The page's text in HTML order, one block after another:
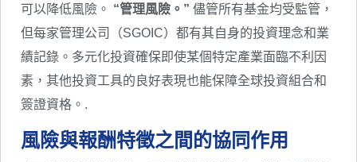
可以降低風險。 “管理風險。” 儘管所有基金均受監管，
但每家管理公司（SGOIC）都有其自身的投資理念和業
績記錄。多元化投資確保即使某個特定產業面臨不利因
素，其他投資工具的良好表現也能保障全球投資組合和
簽證資格。.
風險與報酬特徵之間的協同作用